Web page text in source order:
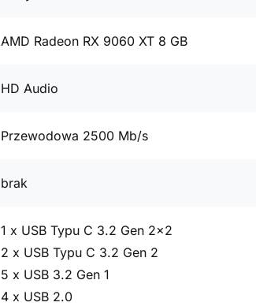
AMD Radeon RX 9060 XT 8 GB
HD Audio
Przewodowa 2500 Mb/s
brak
1 x USB Typu C 3.2 Gen 2x2
2 x USB Typu C 3.2 Gen 2
5 x USB 3.2 Gen 1
4 x USB 2.0